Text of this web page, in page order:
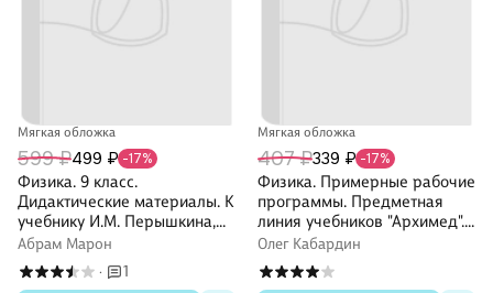
Мягкая обложка
599 ₽499 ₽ -17%
Физика. 9 класс.
Дидактические материалы. К
учебнику И.М. Перышкина,
Е.М. Гутник, А.И. Иванова,
М.А. Петровой
Абрам Марон
·
1
Мягкая обложка
407 ₽339 ₽ -17%
Физика. Примерные рабочие
программы. Предметная
линия учебников "Архимед".
7-9 классы. Учебное пособие
для общеобразовательных
организаций
Олег Кабардин